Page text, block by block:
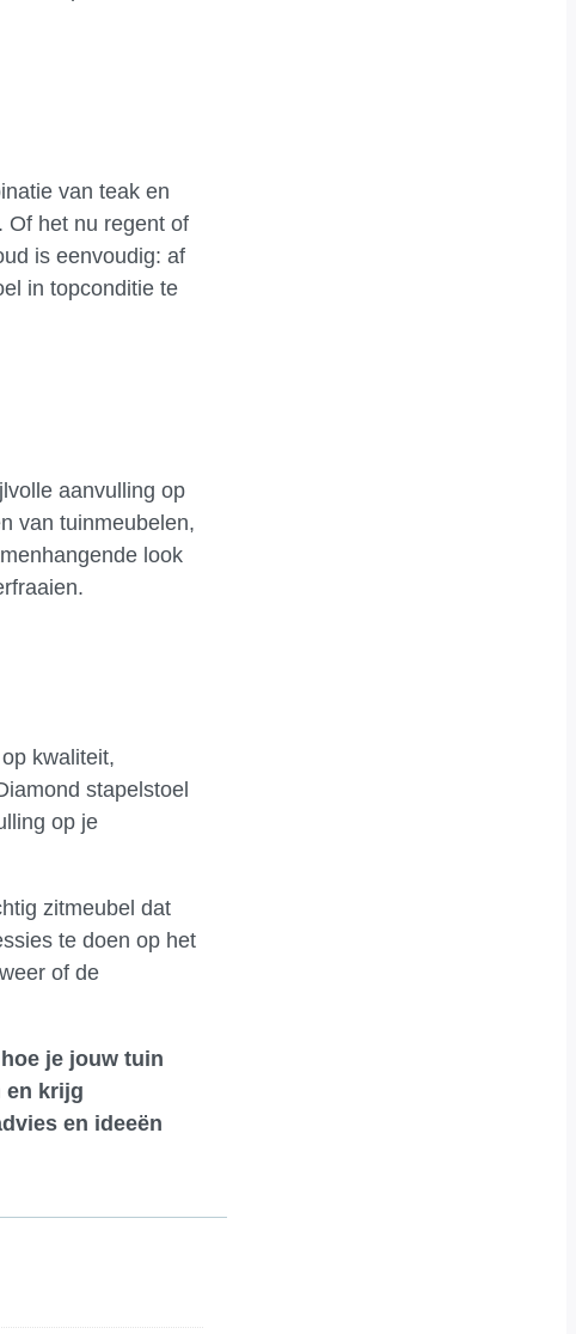
van teak en
Of het nu regent of
is eenvoudig: af
in topconditie te
aanvulling op
van tuinmeubelen,
look
kwaliteit,
stapelstoel
op je
zitmeubel dat
te doen op het
of de
je jouw tuin
en krijg
en ideeën